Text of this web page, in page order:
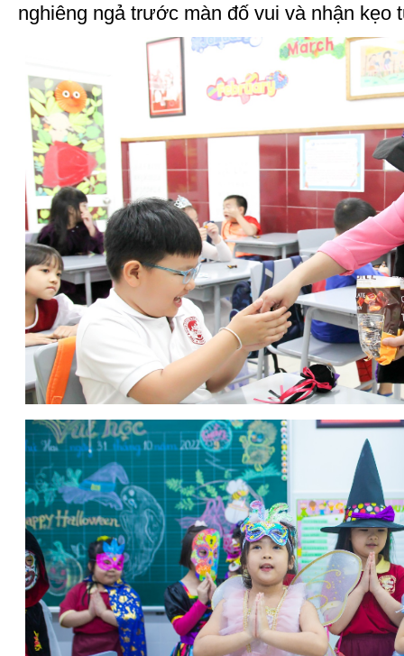
nghiêng ngả trước màn đố vui và nhận kẹo